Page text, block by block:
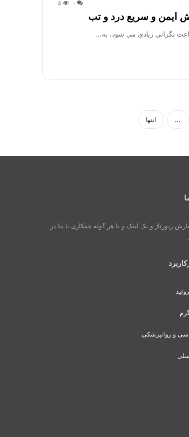
۰ 4
ایمن و سریع درد و تب
نگرانی زیادی می شود، به…
... انتها
رپورتاژ و بک لینک و یا هر گونه همکاری با ما در
و روانپزشکی